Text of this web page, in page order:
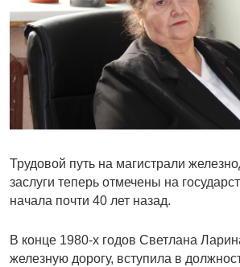
Трудовой путь на магистрали
заслуги теперь отмечены на
начала почти 40 лет назад.
В конце 1980-х годов Светлана
железную дорогу, вступила в